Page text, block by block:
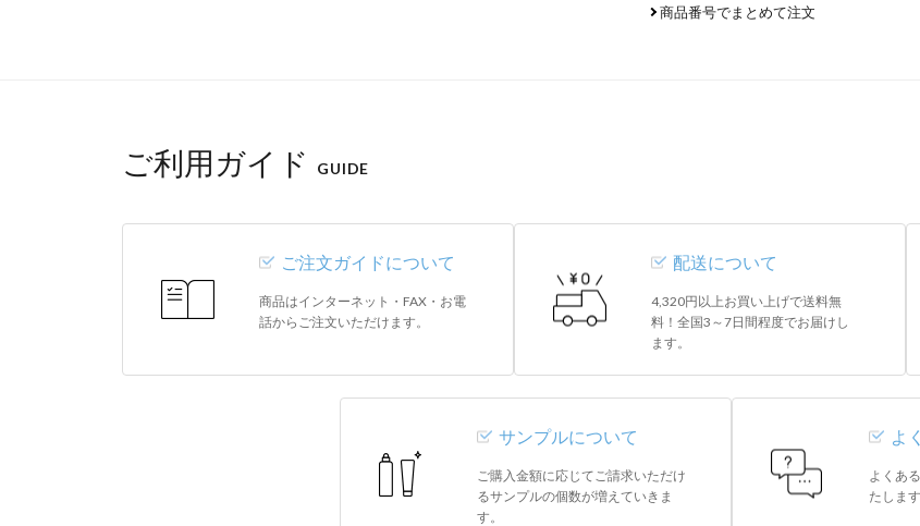
商品番号でまとめて注文
ご利用ガイド GUIDE
ご注文ガイドについて
商品はインターネット・FAX・お電
話からご注文いただけます。
配送について
4,320円以上お買い上げで送料無
料！全国3～7日間程度でお届けし
ます。
サンプルについて
ご購入金額に応じてご請求いただけ
るサンプルの個数が増えていきま
す。
よ
よくあ
たします